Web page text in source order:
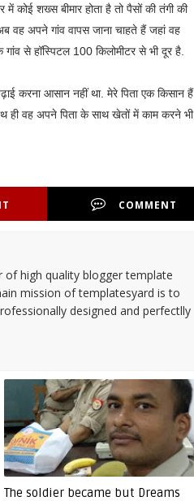
शख्स बीमार होता है तो पैसों की तंगी की
वह अपने गांव वापस जाना चाहते हैं जहां वह
से हॉस्पिटल 100 किलोमीटर से भी दूर है.
करना आसान नहीं था. मेरे पिता एक किसान हैं
ही वह अपने पिता के साथ खेतों में काम करने भी
COMMENT
of high quality blogger template
mission of templatesyard is to
designed and perfectlly
The soldier became but Dreams